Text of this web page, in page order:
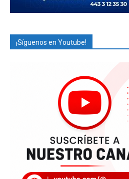
¡Síguenos en Youtube!